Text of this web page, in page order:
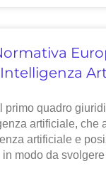
il primo quadro
artificiale, che
artificiale e
in modo da